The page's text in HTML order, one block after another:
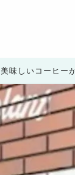
美味しいコーヒー